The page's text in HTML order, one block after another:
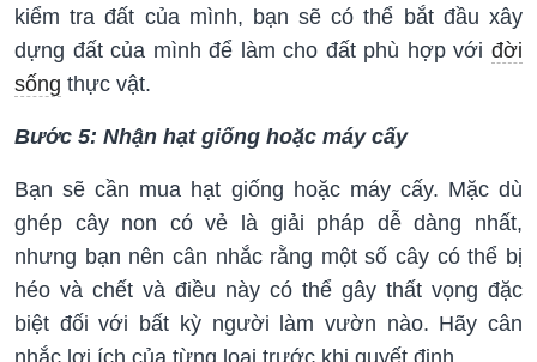
kiểm tra đất của mình, bạn sẽ có thể bắt đầu xây
dựng đất của mình để làm cho đất phù hợp với đời
sống thực vật.
Bước 5: Nhận hạt giống hoặc máy cấy
Bạn sẽ cần mua hạt giống hoặc máy cấy. Mặc dù
ghép cây non có vẻ là giải pháp dễ dàng nhất,
nhưng bạn nên cân nhắc rằng một số cây có thể bị
héo và chết và điều này có thể gây thất vọng đặc
biệt đối với bất kỳ người làm vườn nào. Hãy cân
nhắc lợi ích của từng loại trước khi quyết định